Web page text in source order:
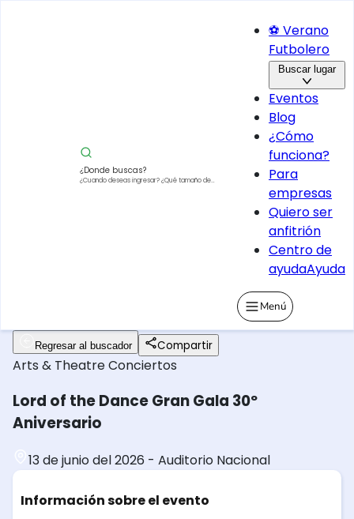
¿Donde buscas?
¿Cuando deseas ingresar?¿Qué tamaño de
⚽ Verano
Futbolero
Buscar lugar
Eventos
Blog
¿Cómo
funciona?
Para
empresas
Quiero ser
anfitrión
Centro de
ayudaAyuda
Menú
Regresar al buscador Compartir
Arts & TheatreConciertos
Lord of the Dance Gran Gala 30º
Aniversario
13 de junio del 2026 - Auditorio Nacional
Información sobre el evento